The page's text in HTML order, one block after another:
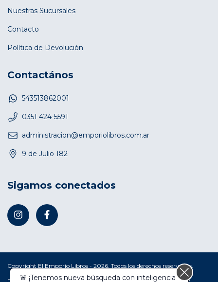
Nuestras Sucursales
Contacto
Política de Devolución
Contactános
543513862001
0351 424-5591
administracion@emporiolibros.com.ar
9 de Julio 182
Sigamos conectados
Copyright El Emporio Libros - 2026. Todos los derechos reservados.